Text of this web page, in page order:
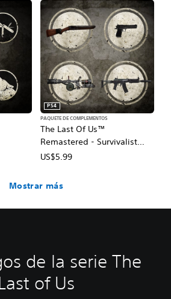
The Last Of Us™
Remastered - Survivalist
Weapon Bundle
PS4
PAQUETE DE COMPLEMENTOS
US$5.99
Mostrar más
de la serie The
of Us